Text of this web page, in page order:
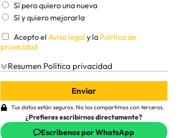
Sí pero quiero una nueva
Sí y quiero mejorarla
R
G
D
Acepto el Aviso legal y la Política de
privacidad
Resumen Política privacidad
Enviar
Tus datos están seguros. No los compartimos con terceros.
¿Prefieres escribirnos directamente?
Escríbenos por WhatsApp